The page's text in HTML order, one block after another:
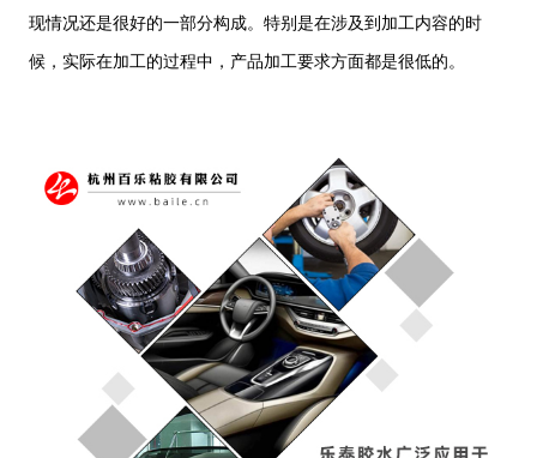
现情况还是很好的一部分构成。特别是在涉及到加工内容的时
候，实际在加工的过程中，产品加工要求方面都是很低的。